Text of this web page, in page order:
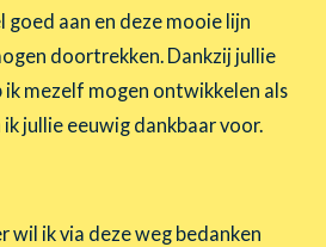
goed aan en deze mooie lijn
doortrekken. Dankzij jullie
mezelf mogen ontwikkelen als
jullie eeuwig dankbaar voor.
wil ik via deze weg bedanken